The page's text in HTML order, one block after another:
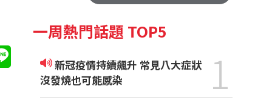
一周熱門話題 TOP5
新冠疫情持續飆升 常見八大症狀
沒發燒也可能感染
1